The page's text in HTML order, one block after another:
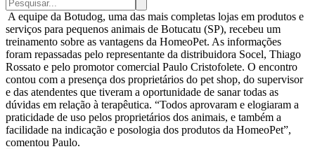
A equipe da Botudog, uma das mais completas lojas em produtos e
serviços para pequenos animais de Botucatu (SP), recebeu um
treinamento sobre as vantagens da HomeoPet. As informações
foram repassadas pelo representante da distribuidora Socel, Thiago
Rossato e pelo promotor comercial Paulo Cristofolete. O encontro
contou com a presença dos proprietários do pet shop, do supervisor
e das atendentes que tiveram a oportunidade de sanar todas as
dúvidas em relação à terapêutica. “Todos aprovaram e elogiaram a
praticidade de uso pelos proprietários dos animais, e também a
facilidade na indicação e posologia dos produtos da HomeoPet”,
comentou Paulo.